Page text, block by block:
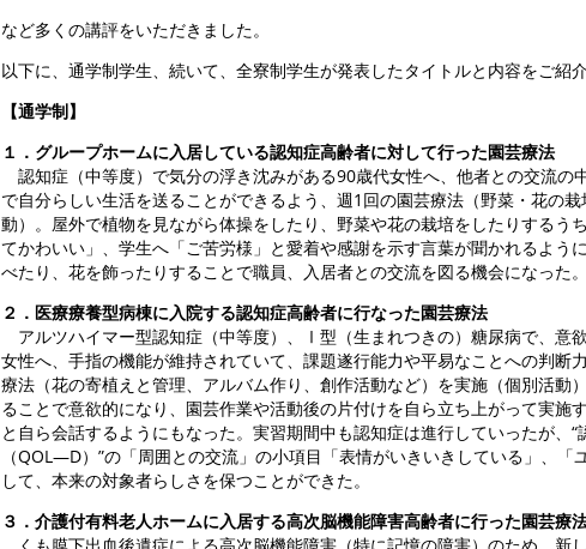
など多くの講評をいただきました。
以下に、通学制学生、続いて、全寮制学生が発表したタイトルと内容をご紹介
【通学制】
１．グループホームに入居している認知症高齢者に対して行った園芸療法
認知症（中等度）で気分の浮き沈みがある90歳代女性へ、他者との交流の
で自分らしい生活を送ることができるよう、週1回の園芸療法（野菜・花の
動）。屋外で植物を見ながら体操をしたり、野菜や花の栽培をしたりするう
てかわいい」、学生へ「ご苦労様」と愛着や感謝を示す言葉が聞かれるよう
べたり、花を飾ったりすることで職員、入居者との交流を図る機会になった。
２．医療療養型病棟に入院する認知症高齢者に行なった園芸療法
アルツハイマー型認知症（中等度）、Ⅰ型（生まれつきの）糖尿病で、意
女性へ、手指の機能が維持されていて、課題遂行能力や平易なことへの判断
療法（花の寄植えと管理、アルバム作り、創作活動など）を実施（個別活動
ることで意欲的になり、園芸作業や活動後の片付けを自ら立ち上がって実施
と自ら会話するようにもなった。実習期間中も認知症は進行していったが、
（QOL―D）”の「周囲との交流」の小項目「表情がいきいきしている」、
して、本来の対象者らしさを保つことができた。
３．介護付有料老人ホームに入居する高次脳機能障害高齢者に行った園芸療
くも膜下出血後遺症による高次脳機能障害（特に記憶の障害）のため、新